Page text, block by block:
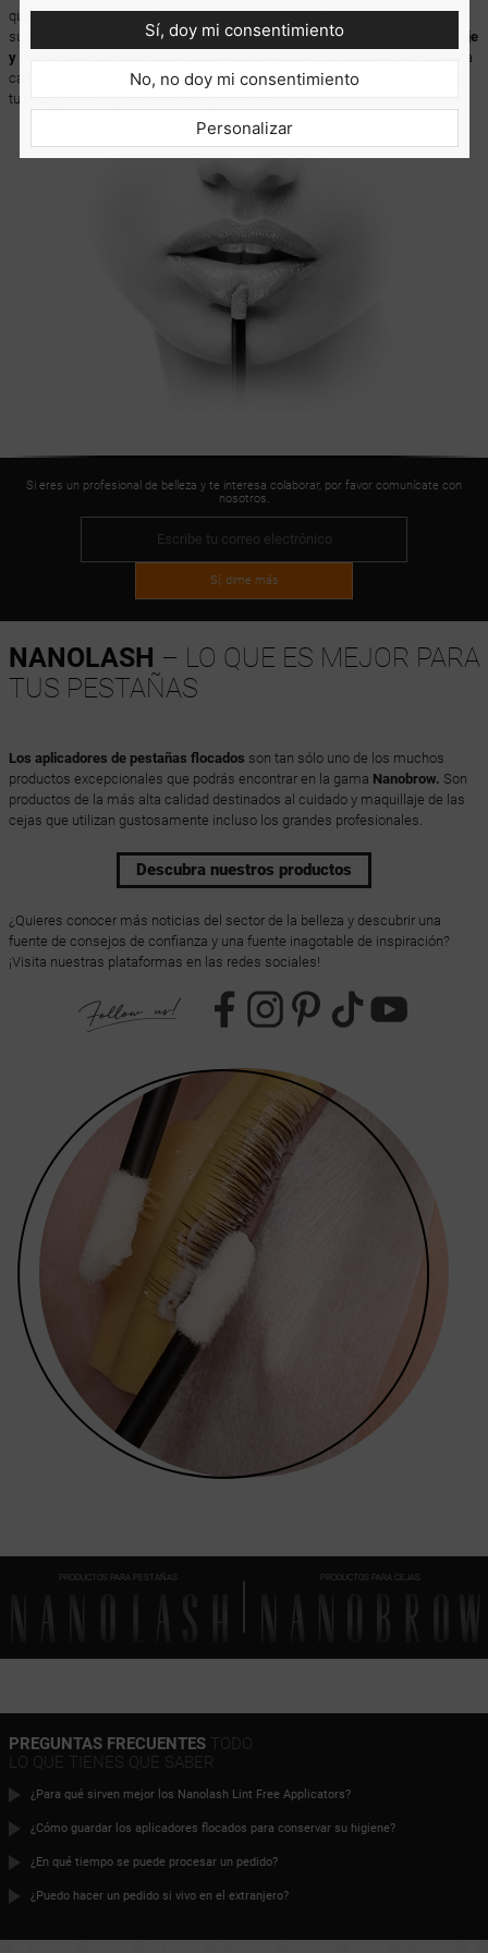
que proporcionan un trabajo higiénico durante mucho tiempo. Resultan
sumamente útiles paradesengrasar pestañas y cejas y retirar el maquillaje
y las pestañas postizas.
Dado que están elaborados con materiales de alta
calidad, estos aplicadores no dejan fibras en las pestañas, lo que hace que
tu trabajo sea muy satisfactorio y efectivo.
Si eres un profesional de belleza y te interesa colaborar, por favor comunícate con
nosotros.
Sí, dime más
NANOLASH – LO QUE ES MEJOR PARA
TUS PESTAÑAS
Los aplicadores de pestañas flocados son tan sólo uno de los muchos
productos excepcionales que podrás encontrar en la gama Nanobrow. Son
productos de la más alta calidad destinados al cuidado y maquillaje de las
cejas que utilizan gustosamente incluso los grandes profesionales.
Descubra nuestros productos
¿Quieres conocer más noticias del sector de la belleza y descubrir una
fuente de consejos de confianza y una fuente inagotable de inspiración?
¡Visita nuestras plataformas en las redes sociales!
PRODUCTOS PARA PESTAÑAS PRODUCTOS PARA CEJAS
PREGUNTAS FRECUENTESTODO
LO QUE TIENES QUE SABER
¿Para qué sirven mejor los Nanolash Lint Free Applicators?
¿Cómo guardar los aplicadores flocados para conservar su higiene?
¿En qué tiempo se puede procesar un pedido?
¿Puedo hacer un pedido si vivo en el extranjero?
Sí, doy mi consentimiento
No, no doy mi consentimiento
Personalizar